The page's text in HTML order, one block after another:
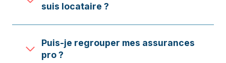
suis locataire ?
Puis-je regrouper mes assurances
pro ?